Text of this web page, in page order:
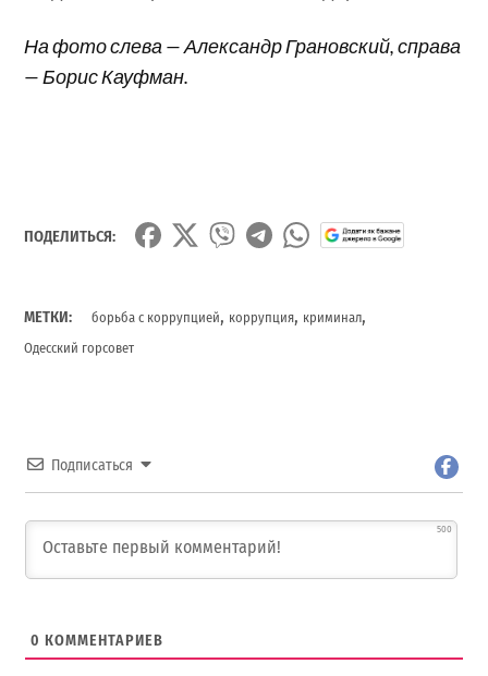
На фото слева — Александр Грановский, справа
— Борис Кауфман.
ПОДЕЛИТЬСЯ:
МЕТКИ: борьба с коррупцией, коррупция, криминал,
Одесский горсовет
Подписаться
500
0 КОММЕНТАРИЕВ